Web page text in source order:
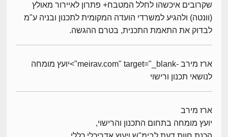
שקרובים איכשהו לחלל המטבח+ פתרון לאיירור מאולץ
(וונטה) ולהגיע למשרדי הועדה המקומית לתכנון ובניה ע"מ
לבדוק את התאמת התכנית, בטרם ההגשה.
ארז מירב -meirav.com" target="_blank">יועץ מומחה
לנושאי תכנון ורישוי
ארז מירב
יועץ מומחה בתחום התכנון והרישוי,